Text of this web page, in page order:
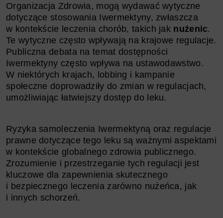
Organizacja Zdrowia, mogą wydawać wytyczne
dotyczące stosowania Iwermektyny, zwłaszcza
w kontekście leczenia chorób, takich jak nużenic.
Te wytyczne często wpływają na krajowe regulacje.
Publiczna debata na temat dostępności
Iwermektyny często wpływa na ustawodawstwo.
W niektórych krajach, lobbing i kampanie
społeczne doprowadziły do zmian w regulacjach,
umożliwiając łatwiejszy dostęp do leku.
Ryzyka samoleczenia Iwermektyną oraz regulacje
prawne dotyczące tego leku są ważnymi aspektami
w kontekście globalnego zdrowia publicznego.
Zrozumienie i przestrzeganie tych regulacji jest
kluczowe dla zapewnienia skutecznego
i bezpiecznego leczenia zarówno nużeńca, jak
i innych schorzeń.